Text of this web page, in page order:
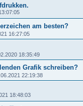
am besten?
16:27:05
18:35:49
Grafik schreiben?
22:19:38
18:48:03